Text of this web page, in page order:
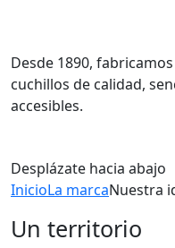
Desde 1890,
cuchillos de calidad,
accesibles.
Desplázate hacia abajo
InicioLa marcaNuestra
Un territorio